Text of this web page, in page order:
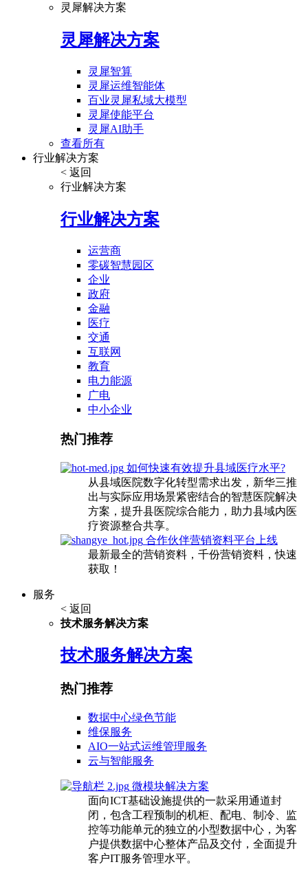
灵犀解决方案
灵犀解决方案
灵犀智算
灵犀运维智能体
百业灵犀私域大模型
灵犀使能平台
灵犀AI助手
查看所有
行业解决方案
< 返回
行业解决方案
行业解决方案
运营商
零碳智慧园区
企业
政府
金融
医疗
交通
互联网
教育
电力能源
广电
中小企业
热门推荐
如何快速有效提升县域医疗水平?
从县域医院数字化转型需求出发，新华三推
出与实际应用场景紧密结合的智慧医院解决
方案，提升县医院综合能力，助力县域内医
疗资源整合共享。
合作伙伴营销资料平台上线
最新最全的营销资料，千份营销资料，快速
获取！
服务
< 返回
技术服务解决方案
技术服务解决方案
热门推荐
数据中心绿色节能
维保服务
AIO一站式运维管理服务
云与智能服务
微模块解决方案
面向ICT基础设施提供的一款采用通道封
闭，包含工程预制的机柜、配电、制冷、监
控等功能单元的独立的小型数据中心，为客
户提供数据中心整体产品及交付，全面提升
客户IT服务管理水平。